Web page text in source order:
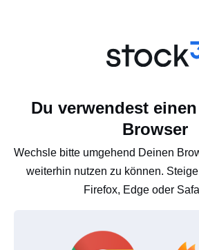
Du verwendest
Browser
Wechsle bitte umgehend Deinen
weiterhin nutzen zu können.
Firefox, Edge oder